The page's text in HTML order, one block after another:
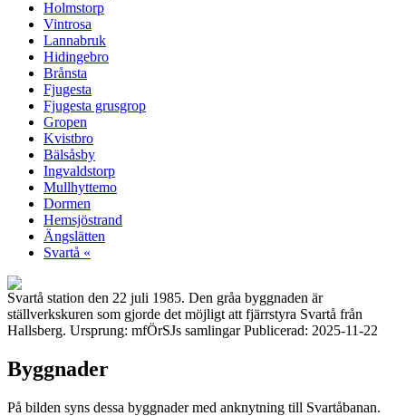
Holmstorp
Vintrosa
Lannabruk
Hidingebro
Brånsta
Fjugesta
Fjugesta grusgrop
Gropen
Kvistbro
Bälsåsby
Ingvaldstorp
Mullhyttemo
Dormen
Hemsjöstrand
Ängslätten
Svartå «
Svartå station den 22 juli 1985. Den gråa byggnaden är
ställverkskuren som gjorde det möjligt att fjärrstyra Svartå från
Hallsberg. Ursprung: mfÖrSJs samlingar Publicerad: 2025-11-22
Byggnader
På bilden syns dessa byggnader med anknytning till Svartåbanan.